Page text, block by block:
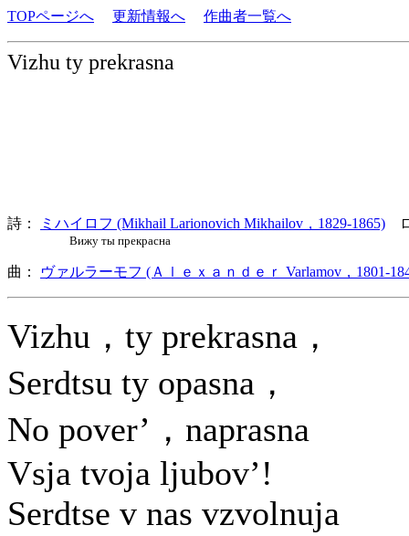
TOPページへ 更新情報へ 作曲者一覧へ
Vizhu ty prekrasna
詩： ミハイロフ (Mikhail Larionovich Mikhailov，1829-1865)
Вижу ты прекрасна
曲： ヴァルラーモフ (Ａｌｅｘａｎｄｅｒ Varlamov，1801-
Vizhu，ty prekrasna，
Serdtsu ty opasna，
No pover’，naprasna
Vsja tvoja ljubov’!
Serdtse v nas vzvolnuja